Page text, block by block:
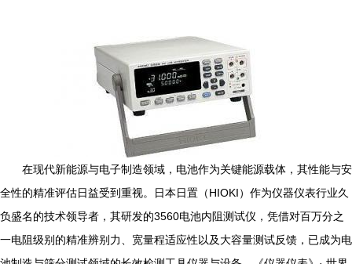
在现代新能源与电子制造领域，电池作为关键能源载体，其性能与安
全性的精准评估日益受到重视。日本日置（HIOKI）作为仪器仪表行业久
负盛名的技术领导者，其研发的3560电池内阻测试仪，凭借对百万分之
一电阻级别的精准辨别力、宽量程适应性以及大容量测试反馈，已成为电